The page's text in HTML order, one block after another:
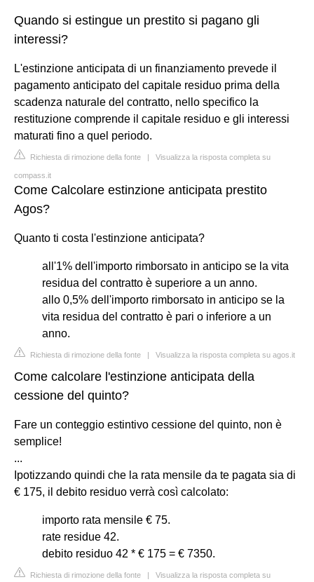
Quando si estingue un prestito si pagano gli
interessi?
L'estinzione anticipata di un finanziamento prevede il
pagamento anticipato del capitale residuo prima della
scadenza naturale del contratto, nello specifico la
restituzione comprende il capitale residuo e gli interessi
maturati fino a quel periodo.
Richiesta di rimozione della fonte | Visualizza la risposta completa su
compass.it
Come Calcolare estinzione anticipata prestito
Agos?
Quanto ti costa l'estinzione anticipata?
all'1% dell'importo rimborsato in anticipo se la vita
residua del contratto è superiore a un anno.
allo 0,5% dell'importo rimborsato in anticipo se la
vita residua del contratto è pari o inferiore a un
anno.
Richiesta di rimozione della fonte | Visualizza la risposta completa su agos.it
Come calcolare l'estinzione anticipata della
cessione del quinto?
Fare un conteggio estintivo cessione del quinto, non è
semplice!
...
Ipotizzando quindi che la rata mensile da te pagata sia di
€ 175, il debito residuo verrà così calcolato:
importo rata mensile € 75.
rate residue 42.
debito residuo 42 * € 175 = € 7350.
Richiesta di rimozione della fonte | Visualizza la risposta completa su